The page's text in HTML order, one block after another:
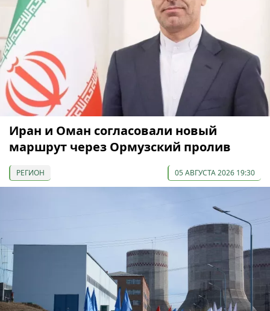
Иран и Оман согласовали новый
маршрут через Ормузский пролив
РЕГИОН 05 АВГУСТА 2026 19:30